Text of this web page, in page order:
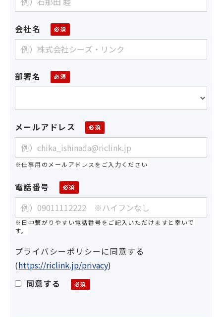
会社名
部署名
メールアドレス
※仕事用のメールアドレスをご入力ください
電話番号
※日中繋がりやすい電話番号をご記入いただけますと幸いで
す。
プライバシーポリシーに同意する
(https://riclink.jp/privacy)
同意する